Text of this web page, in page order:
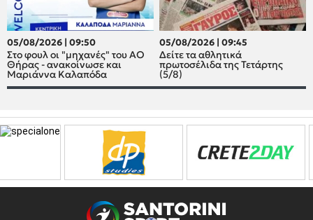
05/08/2026 | 09:50
Στο φουλ οι "μηχανές" του ΑΟ
Θήρας - ανακοίνωσε και
Μαριάννα Καλαπόδα
05/08/2026 | 09:45
Δείτε τα αθλητικά
πρωτοσέλιδα της Τετάρτης
(5/8)